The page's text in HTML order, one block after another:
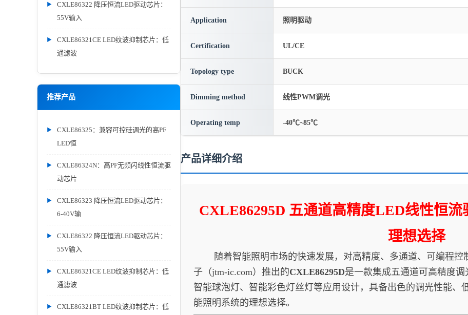
CXLE86322 降压恒流LED驱动芯片：
55V输入
CXLE86321CE LED纹波抑制芯片：低
通滤波
推荐产品
CXLE86325：兼容可控硅调光的高PF
LED恒
CXLE86324N：高PF无频闪线性恒流驱
动芯片
CXLE86323 降压恒流LED驱动芯片：
6-40V输
CXLE86322 降压恒流LED驱动芯片：
55V输入
CXLE86321CE LED纹波抑制芯片：低
通滤波
CXLE86321BT LED纹波抑制芯片：低
Application 照明驱动
Certification UL/CE
Topology type BUCK
Dimming method 线性PWM调光
Operating temp -40℃~85℃
产品详细介绍
CXLE86295D 五通道高精度LED线性恒
理想选择
随着智能照明市场的快速发展，对高精度、多通道、可编程控
子（jtm-ic.com）推出的CXLE86295D是一款集成五通道可高精度
智能球泡灯、智能彩色灯丝灯等应用设计，具备出色的调光性能、
能照明系统的理想选择。